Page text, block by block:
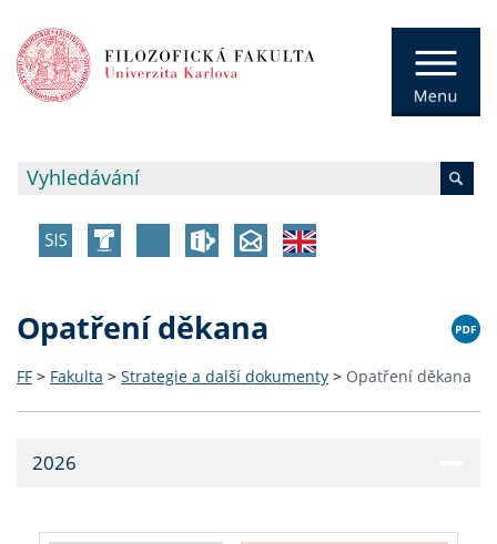
Opatření děkana
FF > Fakulta > Strategie a další dokumenty > Opatření děkana
2026